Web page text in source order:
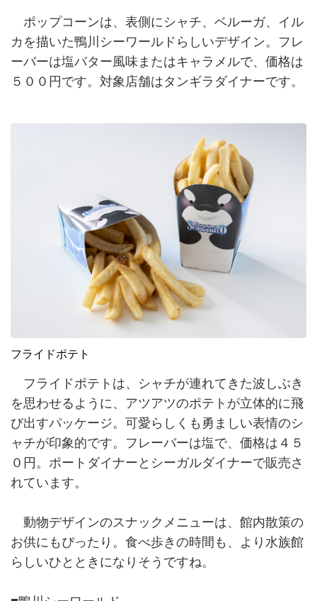
ポップコーンは、表側にシャチ、ベルーガ、イル
カを描いた鴨川シーワールドらしいデザイン。フレ
ーバーは塩バター風味またはキャラメルで、価格は
５００円です。対象店舗はタンギラダイナーです。
フライドポテト
フライドポテトは、シャチが連れてきた波しぶき
を思わせるように、アツアツのポテトが立体的に飛
び出すパッケージ。可愛らしくも勇ましい表情のシ
ャチが印象的です。フレーバーは塩で、価格は４５
０円。ポートダイナーとシーガルダイナーで販売さ
れています。
動物デザインのスナックメニューは、館内散策の
お供にもぴったり。食べ歩きの時間も、より水族館
らしいひとときになりそうですね。